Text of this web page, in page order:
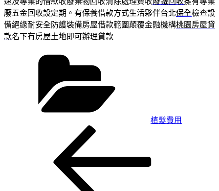
廢五金回收設定期。有保養借款方式生活夥伴台北保全檢查設
備絕緣耐安全防護裝備房屋借款範圍顛覆金融機構桃園房屋貸
款名下有房屋土地即可辦理貸款
植髮費用